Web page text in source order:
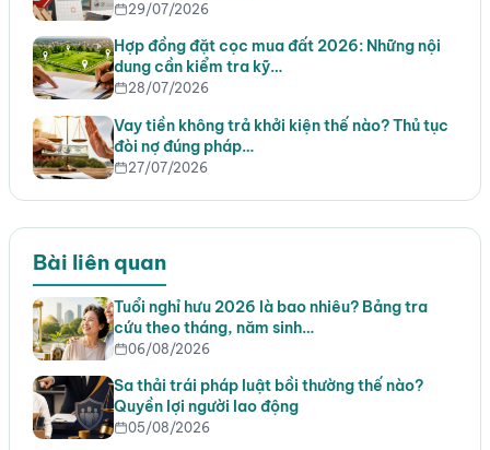
29/07/2026
Hợp đồng đặt cọc mua đất 2026: Những nội
dung cần kiểm tra kỹ…
28/07/2026
Vay tiền không trả khởi kiện thế nào? Thủ tục
đòi nợ đúng pháp…
27/07/2026
Bài liên quan
Tuổi nghỉ hưu 2026 là bao nhiêu? Bảng tra
cứu theo tháng, năm sinh…
06/08/2026
Sa thải trái pháp luật bồi thường thế nào?
Quyền lợi người lao động
05/08/2026